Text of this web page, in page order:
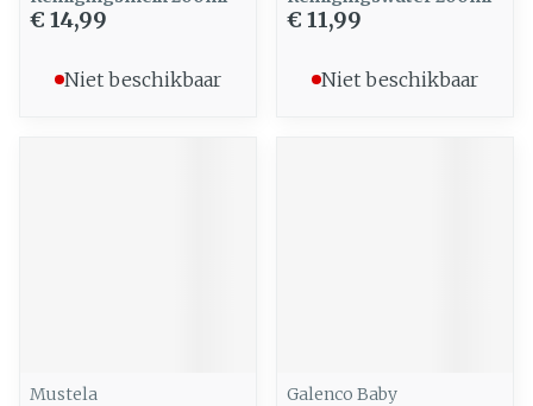
€ 14,99
Niet beschikbaar
€ 11,99
Niet beschikbaar
Mustela
Galenco Baby